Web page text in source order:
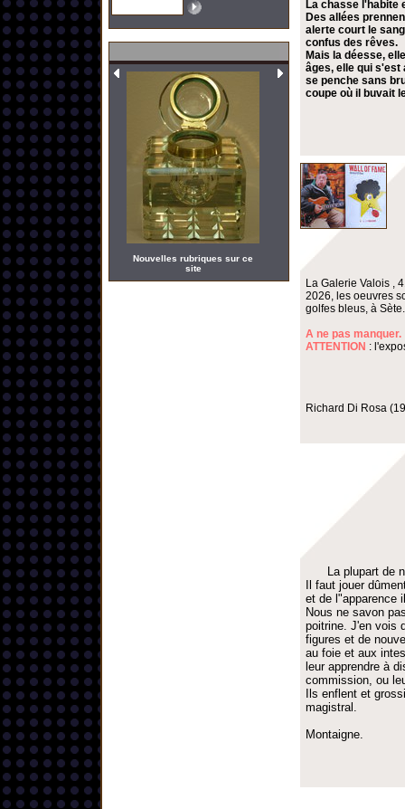
Nouvelles rubriques sur ce
site
La chasse l'habite
Des allées
alerte court le
confus des rêves.
Mais la déesse,
âges, elle qui s'est
se penche sans
coupe où il buvait
La Galerie Valois ,
2026, les oeuvres
golfes bleus, à Sète.
A ne pas manquer.
ATTENTION :
Richard Di Rosa
La plupart de
Il faut jouer
et de l"apparence
Nous ne savon
poitrine. J'en vois
figures et de
au foie et aux
leur apprendre à
commission, ou
Ils enflent et
magistral.
Montaigne.